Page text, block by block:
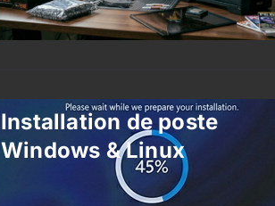
Installation de poste
Windows & Linux